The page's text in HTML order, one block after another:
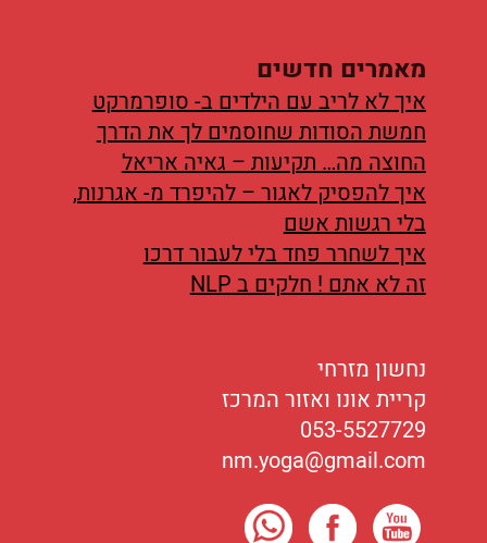
מאמרים חדשים
איך לא לריב עם הילדים ב- סופרמרקט
חמשת הסודות שחוסמים לך את הדרך
החוצה מה… תקיעות – גאיה אריאל
איך להפסיק לאגור – להיפרד מ- אגרנות,
בלי רגשות אשם
איך לשחרר פחד בלי לעבור דרכו
זה לא אתם ! חלקים ב NLP
נחשון מזרחי
קריית אונו ואזור המרכז
053-5527729
nm.yoga@gmail.com